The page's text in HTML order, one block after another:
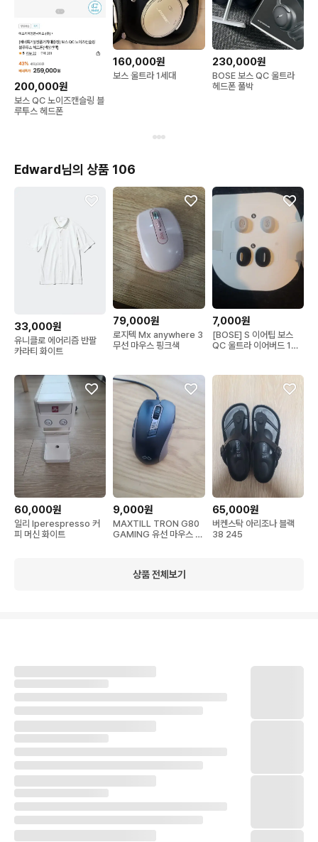
200,000원
보스 QC 노이즈캔슬링 블
루투스 헤드폰
160,000원
보스 울트라 1세대
230,000원
BOSE 보스 QC 울트라
헤드폰 풀박
Edward님의 상품 106
33,000원
유니클로 에어리즘 반팔
카라티 화이트
79,000원
로지텍 Mx anywhere 3
무선 마우스 핑크색
7,000원
[BOSE] S 이어팁 보스
QC 울트라 이어버드 1세
60,000원
일리 Iperespresso 커
피 머신 화이트
9,000원
MAXTILL TRON G80
GAMING 유선 마우스 블
65,000원
버켄스탁 아리조나 블랙
38 245
상품 전체보기